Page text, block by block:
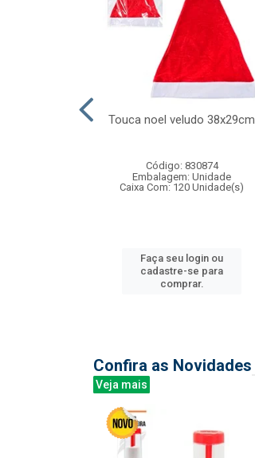
Touca noel veludo 38x29cm
Código: 830874
Embalagem: Unidade
Caixa Com: 120 Unidade(s)
Faça seu login ou
cadastre-se para
comprar.
Confira as Novidades
Veja mais